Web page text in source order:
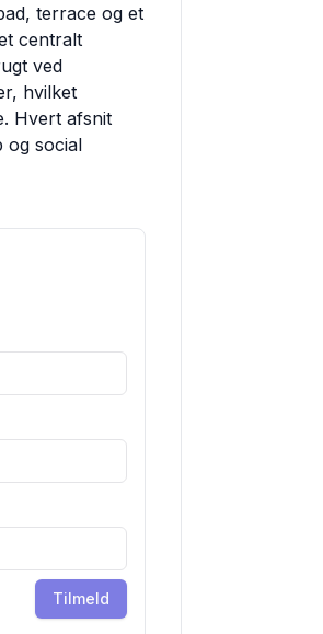
terrace og et
centralt
ved
hvilket
Hvert afsnit
og social
Tilmeld